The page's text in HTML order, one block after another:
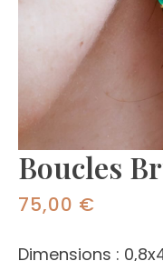
Boucles
75,00 €
Dimensions :